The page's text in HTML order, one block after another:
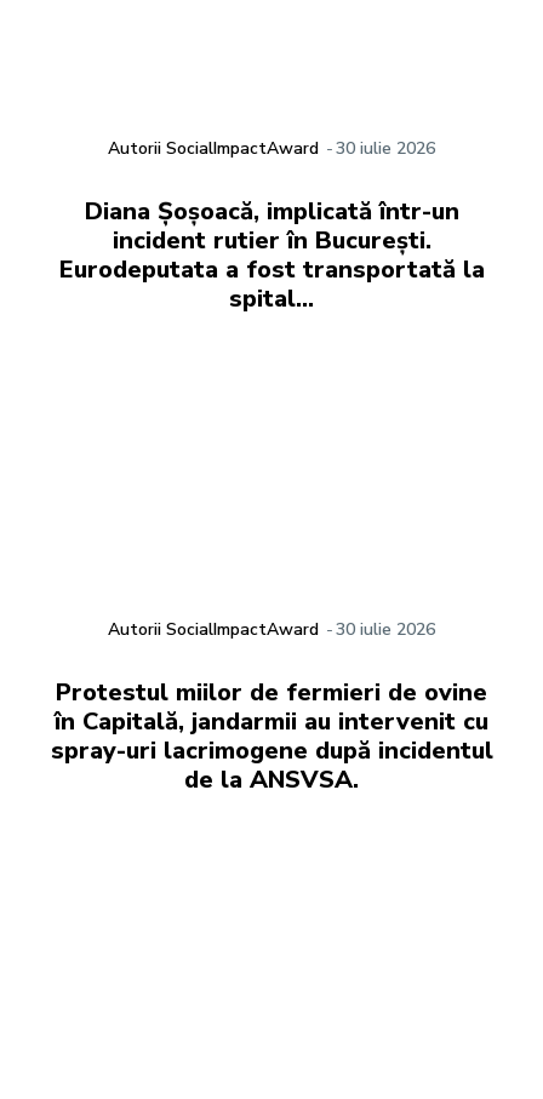
Autorii SocialImpactAward -30 iulie 2026
Diana Șoșoacă, implicată într-un
incident rutier în București.
Eurodeputata a fost transportată la
spital…
Autorii SocialImpactAward -30 iulie 2026
Protestul miilor de fermieri de ovine
în Capitală, jandarmii au intervenit cu
spray-uri lacrimogene după incidentul
de la ANSVSA.